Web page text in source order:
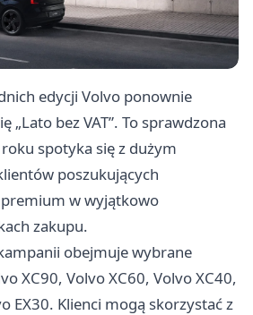
edycji Volvo ponownie
„Lato bez VAT”. To sprawdzona
spotyka się z dużym
poszukujących
w wyjątkowo
zakupu.
obejmuje wybrane
XC90, Volvo XC60, Volvo XC40,
EX30. Klienci mogą skorzystać z